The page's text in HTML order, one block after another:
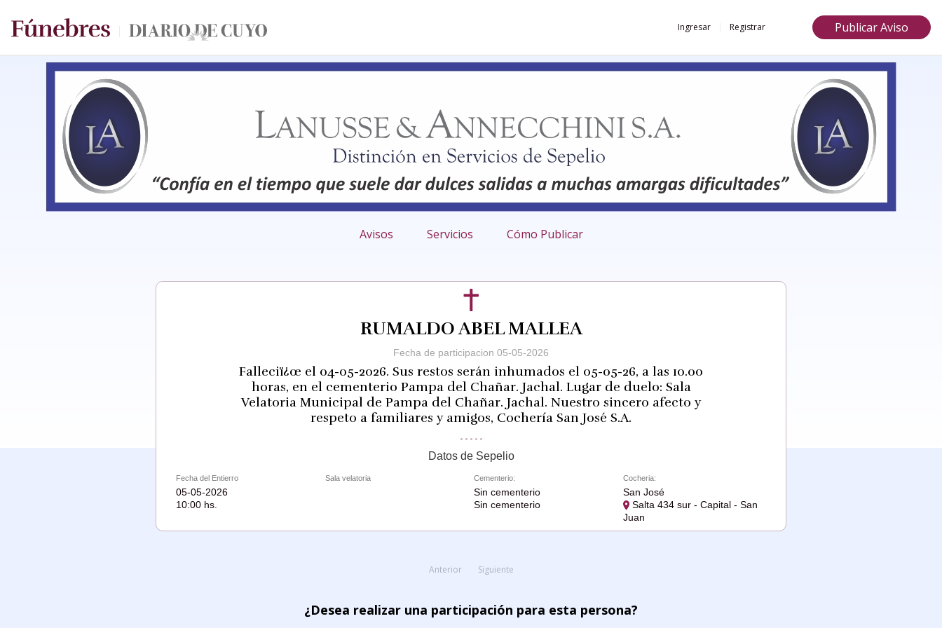
Ingresar Registrar Publicar Aviso
Avisos Servicios Cómo Publicar
RUMALDO ABEL MALLEA
Fecha de participacion 05-05-2026
Falleciï¿œ el 04-05-2026. Sus restos serán inhumados el 05-05-26, a las 10.00
horas, en el cementerio Pampa del Chañar. Jachal. Lugar de duelo: Sala
Velatoria Municipal de Pampa del Chañar. Jachal. Nuestro sincero afecto y
respeto a familiares y amigos, Cochería San José S.A.
Datos de Sepelio
Fecha del Entierro
05-05-2026
10:00 hs.
Sala velatoria Cementerio:
Sin cementerio
Sin cementerio
Cocheria:
San José
Salta 434 sur - Capital - San
Juan
Anterior Siguiente
¿Desea realizar una participación para esta persona?